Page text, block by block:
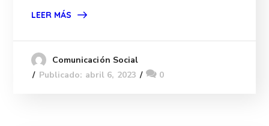
LEER MÁS
Comunicación Social
Publicado: abril 6, 2023
0